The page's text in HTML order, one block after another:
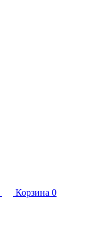
Корзина 0